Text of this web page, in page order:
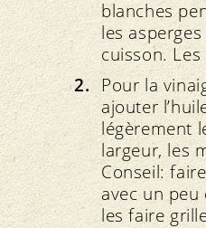
blanches
les
cuisson.
Pour la
ajouter
légèrement
largeur, les
Conseil:
avec un peu
les faire